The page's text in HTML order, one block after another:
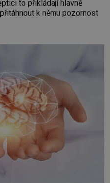
to přikládají hlavně
k němu pozornost